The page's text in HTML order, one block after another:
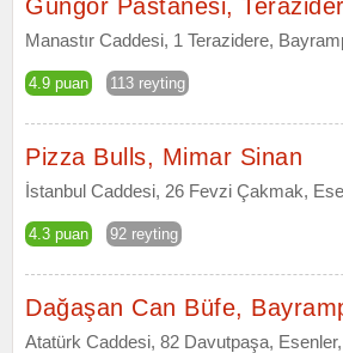
Güngör Pastanesi,
Manastır Caddesi, 1 Terazidere,
4.9 puan 113 reyting
Pizza Bulls, Mimar Sinan
İstanbul Caddesi, 26 Fevzi Çakmak,
4.3 puan 92 reyting
Dağaşan Can Büfe,
Atatürk Caddesi, 82 Davutpaşa,